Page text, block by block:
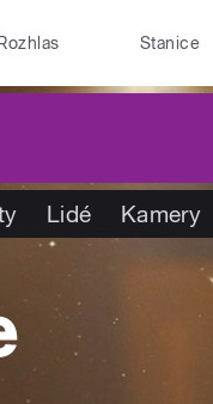
Stanice
Lidé Kamery